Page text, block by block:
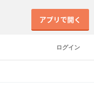
ログイン
アプリで開く